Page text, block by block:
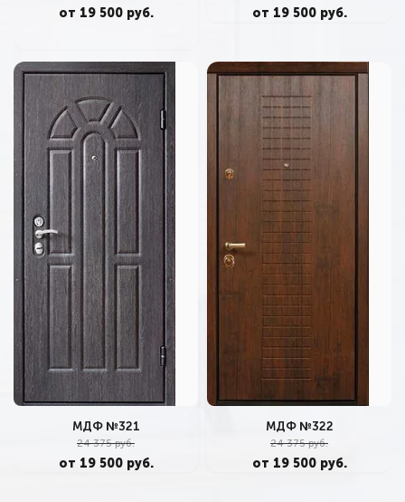
от 19 500 руб. от 19 500 руб.
МДФ №321
24 375 руб.
от 19 500 руб.
МДФ №322
24 375 руб.
от 19 500 руб.